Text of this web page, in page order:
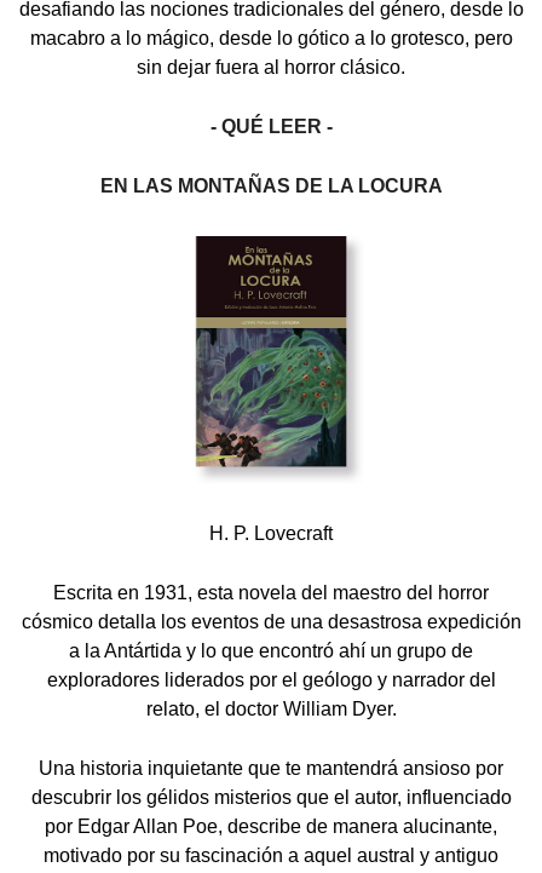
desafiando las nociones tradicionales del género, desde lo
macabro a lo mágico, desde lo gótico a lo grotesco, pero
sin dejar fuera al horror clásico.
- QUÉ LEER -
EN LAS MONTAÑAS DE LA LOCURA
H. P. Lovecraft
Escrita en 1931, esta novela del maestro del horror
cósmico detalla los eventos de una desastrosa expedición
a la Antártida y lo que encontró ahí un grupo de
exploradores liderados por el geólogo y narrador del
relato, el doctor William Dyer.
Una historia inquietante que te mantendrá ansioso por
descubrir los gélidos misterios que el autor, influenciado
por Edgar Allan Poe, describe de manera alucinante,
motivado por su fascinación a aquel austral y antiguo